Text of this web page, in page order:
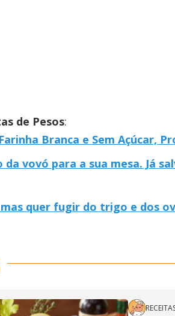
de Pesos:
Branca e Sem Açúcar,
vovó para a sua mesa. Já
quer fugir do trigo e dos